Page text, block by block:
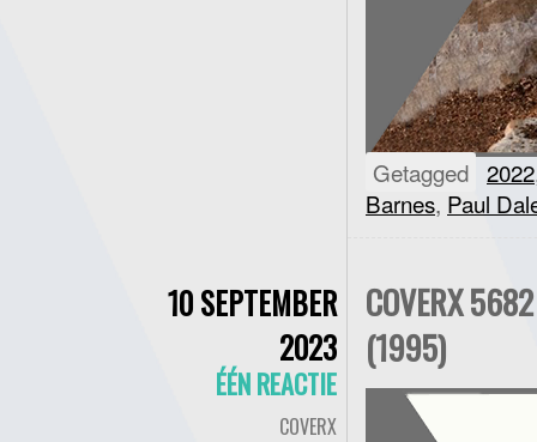
Getagged 2022
Barnes, Paul
10 SEPTEMBER
2023
ÉÉN REACTIE
COVERX
COVERX
(1995)